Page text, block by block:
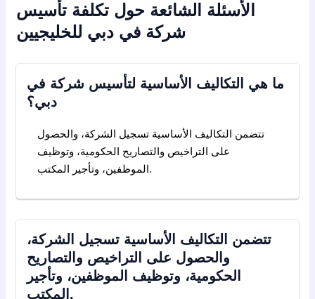
الأسئلة الشائعة حول تكلفة تأسيس
ما هي التكاليف الأساسية لتأسيس شركة في
دبي؟
تتضمن التكاليف الأساسية تسجيل الشركة، والحصول
على التراخيص والتصاريح الحكومية، وتوظيف
الموظفين، وتأجير المكتب.
تتضمن التكاليف الأساسية تسجيل الشركة،
والحصول على التراخيص والتصاريح
الحكومية، وتوظيف الموظفين، وتأجير
المكتب.